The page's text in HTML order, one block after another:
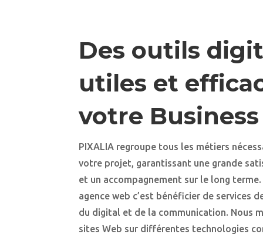
Des outils
utiles et
votre Business
PIXALIA regroupe tous les métiers
votre projet, garantissant une grande
et un accompagnement sur le long
agence web c’est bénéficier de services
du digital et de la communication. Nous
sites Web sur différentes technologies